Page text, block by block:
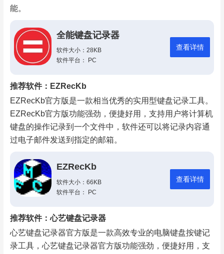
能。
全能键盘记录器
软件大小：28KB
软件平台： PC
查看详情
推荐软件：EZRecKb
EZRecKb官方版是一款相当优秀的实用型键盘记录工具。
EZRecKb官方版功能强劲，便捷好用，支持用户将计算机
键盘的操作记录到一个文件中，软件还可以将记录内容通
过电子邮件发送到指定的邮箱。
EZRecKb
软件大小：66KB
软件平台： PC
查看详情
推荐软件：心艺键盘记录器
心艺键盘记录器官方版是一款高效专业的电脑键盘按键记
录工具，心艺键盘记录器官方版功能强劲，便捷好用，支